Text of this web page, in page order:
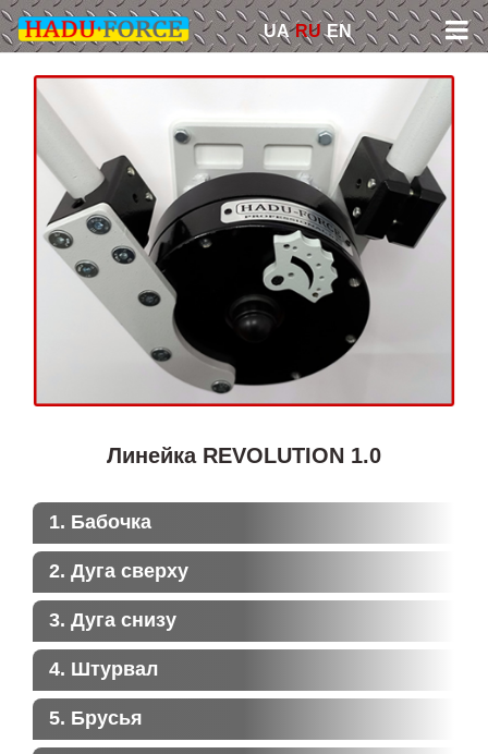
Skip
to
content
UA RU EN
Линейка REVOLUTION 1.0
1. Бабочка
2. Дуга сверху
3. Дуга снизу
4. Штурвал
5. Брусья